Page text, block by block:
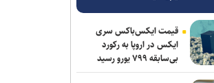
قیمت ایکس‌باکس سری
ایکس در اروپا به رکورد
بی‌سابقه ۷۹۹ یورو رسید